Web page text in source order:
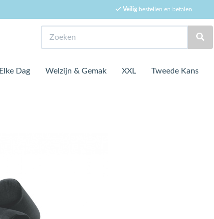
Veiligbestellen en betalen
Elke Dag Welzijn & Gemak XXL Tweede Kans